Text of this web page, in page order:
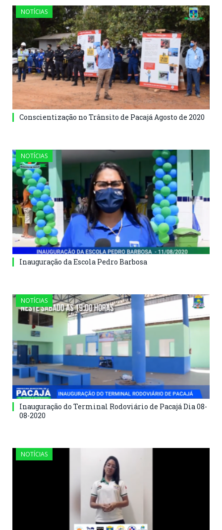
NOTÍCIAS
Conscientização no Trânsito de Pacajá Agosto de 2020
NOTÍCIAS
Inauguração da Escola Pedro Barbosa
NOTÍCIAS
Inauguração do Terminal Rodoviário de Pacajá Dia 08-
08-2020
NOTÍCIAS